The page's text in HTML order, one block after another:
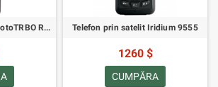
Motorola DP4400e MotoTRBO Radio VHF Telefon prin satelit Iridium 9555
1260 $
CUMPĂRA